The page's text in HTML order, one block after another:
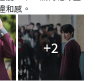
和感。
+2